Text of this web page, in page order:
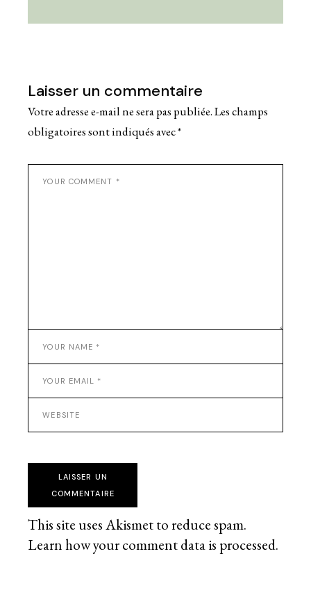
Laisser un commentaire
Votre adresse e-mail ne sera pas publiée.Les champs
obligatoires sont indiqués avec*
LAISSER UN
COMMENTAIRE
This site uses Akismet to reduce spam.
Learn how your comment data is processed.